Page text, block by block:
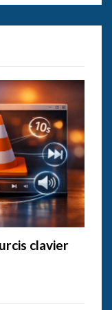
clavier